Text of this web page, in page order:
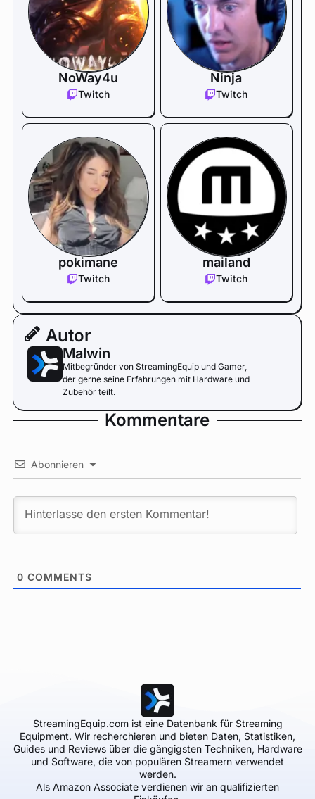
NoWay4u
Twitch
Ninja
Twitch
pokimane
Twitch
mailand
Twitch
Autor
Malwin
Mitbegründer von StreamingEquip und Gamer,
der gerne seine Erfahrungen mit Hardware und
Zubehör teilt.
Kommentare
Abonnieren
0 COMMENTS
StreamingEquip.com ist eine Datenbank für Streaming
Equipment. Wir recherchieren und bieten Daten, Statistiken,
Guides und Reviews über die gängigsten Techniken, Hardware
und Software, die von populären Streamern verwendet
werden.
Als Amazon Associate verdienen wir an qualifizierten